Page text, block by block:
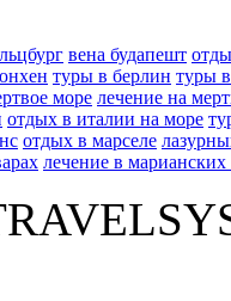
вена будапешт
туры в берлин туры
море лечение на
отдых в италии на море
отдых в марселе
лечение в марианских